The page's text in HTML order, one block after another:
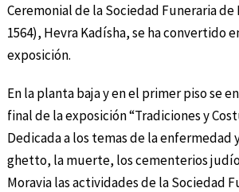
Ceremonial de la Sociedad Funeraria
1564), Hevra Kadísha, se ha convertido
exposición.
En la planta baja y en el primer piso se
final de la exposición “Tradiciones y
Dedicada a los temas de la enfermedad
ghetto, la muerte, los cementerios
Moravia las actividades de la Sociedad